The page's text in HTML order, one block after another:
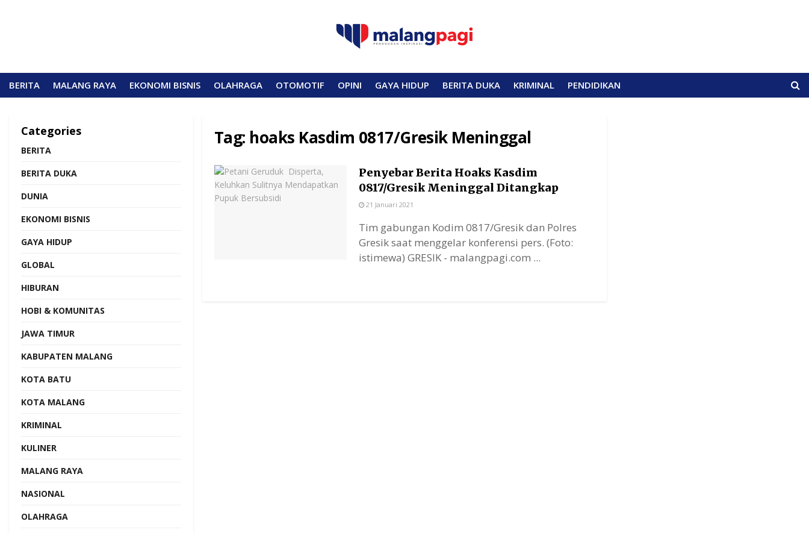
BERITA MALANG RAYA EKONOMI BISNIS OLAHRAGA OTOMOTIF OPINI GAYA HIDUP BERITA DUKA KRIMINAL PENDIDIKAN
Tag: hoaks Kasdim 0817/Gresik Meninggal
Penyebar Berita Hoaks Kasdim
0817/Gresik Meninggal Ditangkap
21 Januari 2021
Tim gabungan Kodim 0817/Gresik dan Polres
Gresik saat menggelar konferensi pers. (Foto:
istimewa) GRESIK - malangpagi.com ...
Categories
BERITA
BERITA DUKA
DUNIA
EKONOMI BISNIS
GAYA HIDUP
GLOBAL
HIBURAN
HOBI & KOMUNITAS
JAWA TIMUR
KABUPATEN MALANG
KOTA BATU
KOTA MALANG
KRIMINAL
KULINER
MALANG RAYA
NASIONAL
OLAHRAGA